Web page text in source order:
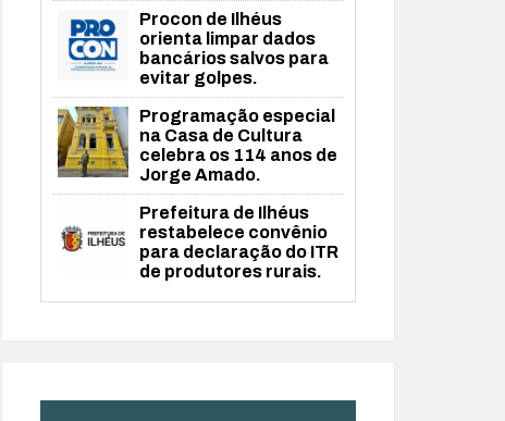
Procon de Ilhéus
orienta limpar dados
bancários salvos para
evitar golpes.
Programação especial
na Casa de Cultura
celebra os 114 anos de
Jorge Amado.
Prefeitura de Ilhéus
restabelece convênio
para declaração do ITR
de produtores rurais.